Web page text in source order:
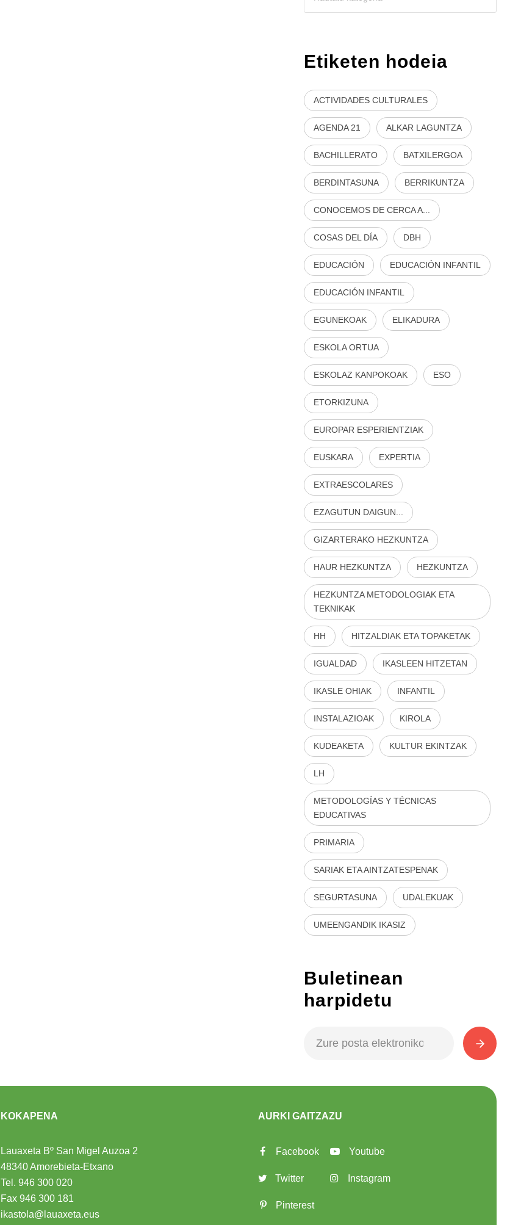
Etiketen hodeia
ACTIVIDADES CULTURALES
AGENDA 21 ALKAR LAGUNTZA
BACHILLERATO BATXILERGOA
BERDINTASUNA BERRIKUNTZA
CONOCEMOS DE CERCA A...
COSAS DEL DÍA DBH
EDUCACIÓN EDUCACIÓN INFANTIL
EDUCACIÓN INFANTIL
EGUNEKOAK ELIKADURA
ESKOLA ORTUA
ESKOLAZ KANPOKOAK ESO
ETORKIZUNA
EUROPAR ESPERIENTZIAK
EUSKARA EXPERTIA
EXTRAESCOLARES
EZAGUTUN DAIGUN...
GIZARTERAKO HEZKUNTZA
HAUR HEZKUNTZA HEZKUNTZA
HEZKUNTZA METODOLOGIAK ETA
TEKNIKAK
HH HITZALDIAK ETA TOPAKETAK
IGUALDAD IKASLEEN HITZETAN
IKASLE OHIAK INFANTIL
INSTALAZIOAK KIROLA
KUDEAKETA KULTUR EKINTZAK
LH
METODOLOGÍAS Y TÉCNICAS
EDUCATIVAS
PRIMARIA
SARIAK ETA AINTZATESPENAK
SEGURTASUNA UDALEKUAK
UMEENGANDIK IKASIZ
Buletinean
harpidetu
KOKAPENA
Lauaxeta Bº San Migel Auzoa 2
48340 Amorebieta-Etxano
Tel.946 300 020
Fax 946 300 181
ikastola@lauaxeta.eus
AURKI GAITZAZU
Facebook
Twitter
Pinterest
Youtube
Instagram